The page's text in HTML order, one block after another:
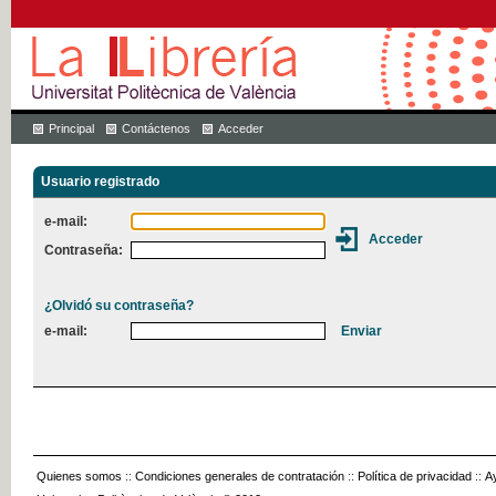
Principal Contáctenos Acceder
Usuario registrado
e-mail:
Contraseña:
¿Olvidó su contraseña?
e-mail:
Quienes somos :: Condiciones generales de contratación :: Política de privacidad ::